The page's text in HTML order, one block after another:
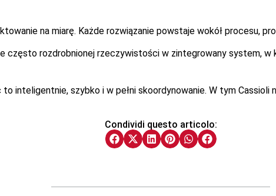
na miarę. Każde rozwiązanie powstaje wokół procesu,
często rozdrobnionej rzeczywistości w zintegrowany system,
inteligentnie, szybko i w pełni skoordynowanie. W tym
Condividi questo articolo: